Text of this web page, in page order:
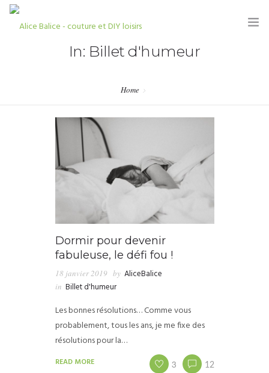
HOME
TUTORIELS
PARTENARIATS & PRESSE
In: Billet d'humeur
Home
Dormir pour devenir
fabuleuse, le défi fou !
18 janvier 2019 by AliceBalice
in Billet d'humeur
Les bonnes résolutions… Comme vous
probablement, tous les ans, je me fixe des
résolutions pour la…
READ MORE 3 12